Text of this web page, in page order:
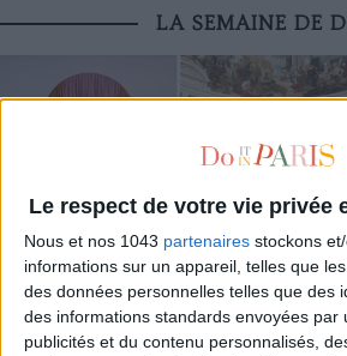
Le respect de votre vie privée
Nous et nos 1043 partenaires stockons
informations sur un appareil, telles que
des données personnelles telles que des
des informations standards envoyées par
publicités et du contenu personnalisés,
LA SEMAINE DE
LES EXPOS À RATTRAPER À TOUT